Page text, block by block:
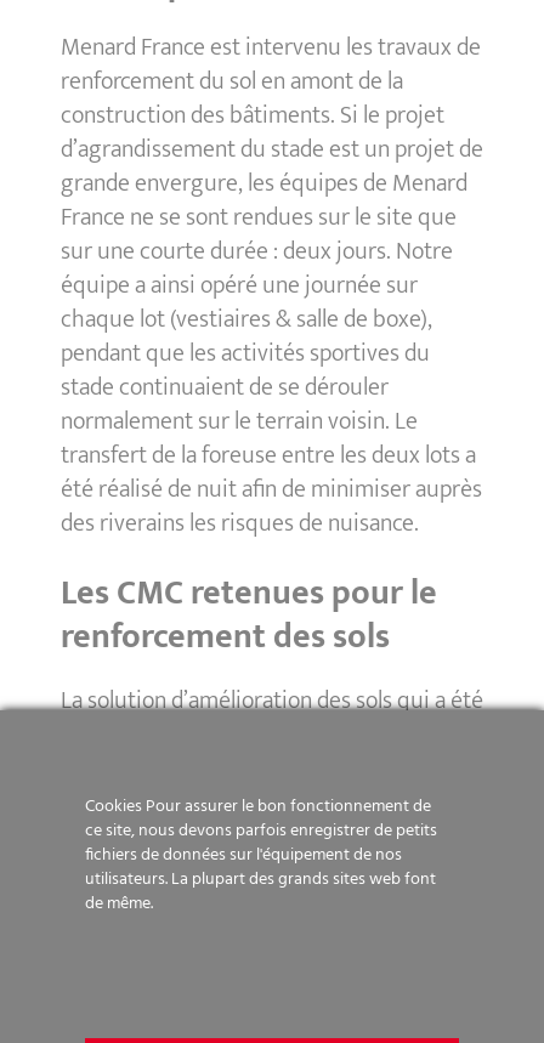
Menard France est intervenu les travaux de
renforcement du sol en amont de la
construction des bâtiments. Si le projet
d’agrandissement du stade est un projet de
grande envergure, les équipes de Menard
France ne se sont rendues sur le site que
sur une courte durée : deux jours. Notre
équipe a ainsi opéré une journée sur
chaque lot (vestiaires & salle de boxe),
pendant que les activités sportives du
stade continuaient de se dérouler
normalement sur le terrain voisin. Le
transfert de la foreuse entre les deux lots a
été réalisé de nuit afin de minimiser auprès
des riverains les risques de nuisance.
Les CMC retenues pour le
renforcement des sols
La solution d’amélioration des sols qui a été
contexte que plus d’une centaine de
Colonnes à Module Contrôlé (CMC)ont été
forées dans les remblais, à des profondeurs
pouvant atteindre ponctuellement les 10
Cookies Pour assurer le bon fonctionnement de
ce site, nous devons parfois enregistrer de petits
fichiers de données sur l'équipement de nos
utilisateurs. La plupart des grands sites web font
de même.